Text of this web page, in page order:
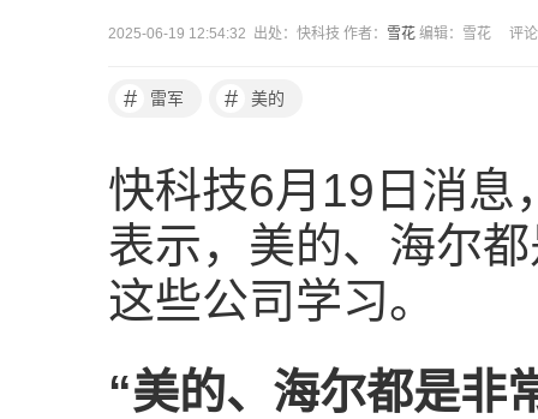
2025-06-19 12:54:32 出处：快科技 作者： 雪花 编辑：雪花 评论
# 雷军 # 美的
快科技6月19日消息
表示，美的、海尔
这些公司学习。
“美的、海尔都是非